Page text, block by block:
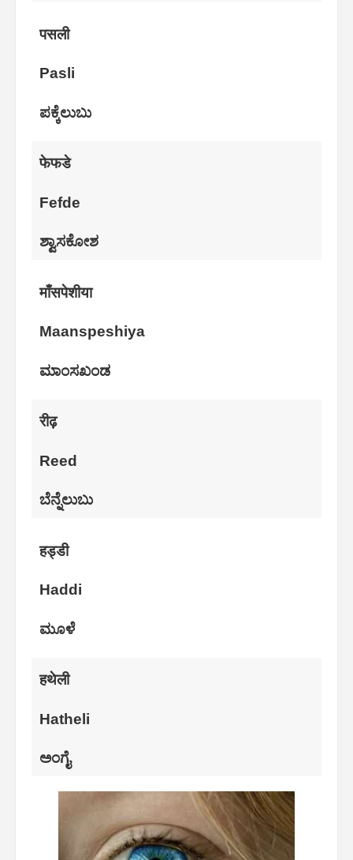
पसली
Pasli
ಪಕ್ಕೆಲುಬು
फेफडे
Fefde
ಶ್ವಾಸಕೋಶ
माँसपेशीया
Maanspeshiya
ಮಾಂಸಖಂಡ
रीढ़
Reed
ಬೆನ್ನೆಲುಬು
हड्डी
Haddi
ಮೂಳೆ
हथेली
Hatheli
ಅಂಗೈ